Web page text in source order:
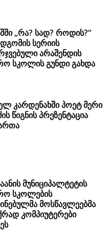
„რა? სად? როდის?“
სერიის
არაშენდის
სკოლის გუნდი გახდა
კარდენახში პოეტ მერი
წიგნის პრეზენტაცია
მუნიციპალტეტის
სკოლების
მოსწავლეებმა
კომპიუტერები